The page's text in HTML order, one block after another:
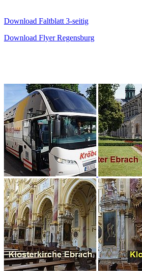
Download Faltblatt 3-seitig
Download Flyer Regensburg